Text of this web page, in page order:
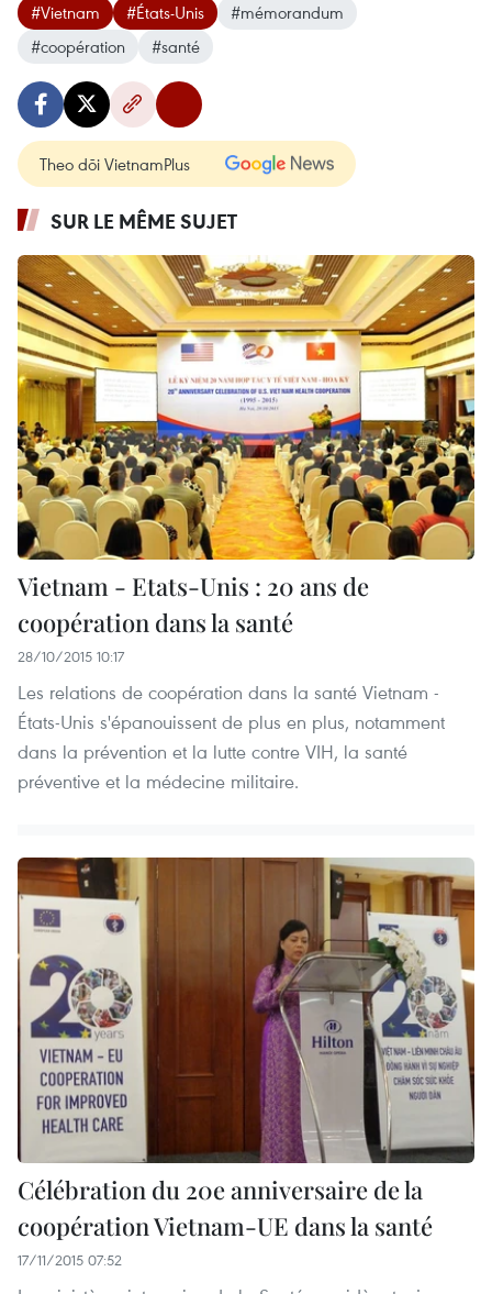
#Vietnam #États-Unis
#mémorandum
#coopération
#santé
Theo dõi VietnamPlus
SUR LE MÊME SUJET
Vietnam - Etats-Unis : 20 ans de
coopération dans la santé
28/10/2015 10:17
Les relations de coopération dans la santé Vietnam -
États-Unis s'épanouissent de plus en plus, notamment
dans la prévention et la lutte contre VIH, la santé
préventive et la médecine militaire.
Célébration du 20e anniversaire de la
coopération Vietnam-UE dans la santé
17/11/2015 07:52